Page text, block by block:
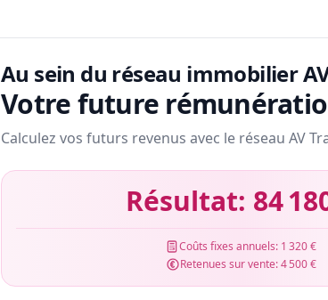
Au sein du réseau immobilier
Votre future
Calculez vos futurs revenus avec le réseau AV
Résultat: 84
Coûts fixes annuels: 1 320 €
Retenues sur vente:4 500 €